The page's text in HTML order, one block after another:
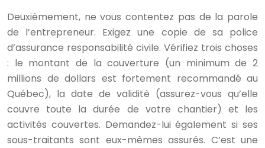
Deuxièmement, ne vous contentez pas de la parole
de l’entrepreneur. Exigez une copie de sa police
d’assurance responsabilité civile. Vérifiez trois choses
: le montant de la couverture (un minimum de 2
millions de dollars est fortement recommandé au
Québec), la date de validité (assurez-vous qu’elle
couvre toute la durée de votre chantier) et les
activités couvertes. Demandez-lui également si ses
sous-traitants sont eux-mêmes assurés. C’est une